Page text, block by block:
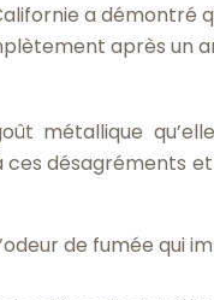
a démontré
après un
métallique
désagréments
de fumée qui